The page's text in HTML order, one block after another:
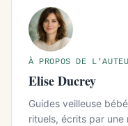
À PROPOS DE
Elise Ducrey
Guides veilleuse
rituels, écrits par